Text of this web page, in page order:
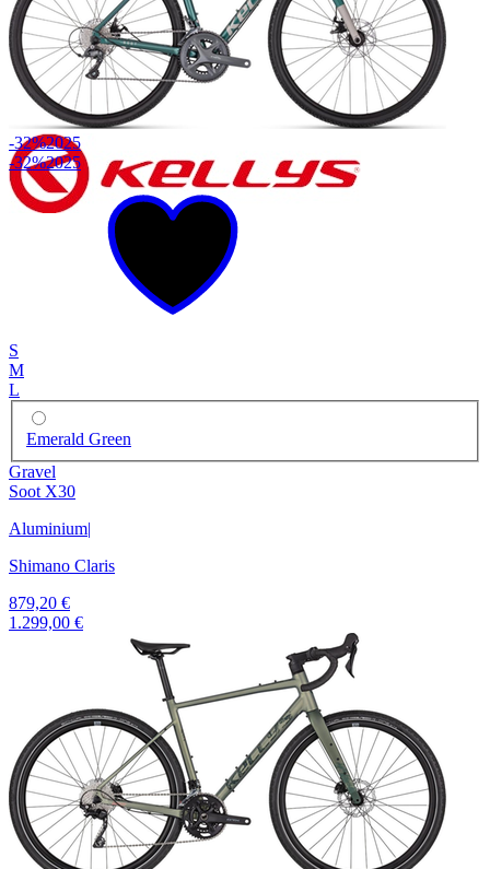
-32%2025
-32%2025
S
M
L
Emerald Green
Gravel
Soot X30
Aluminium|
Shimano Claris
879,20 €
1.299,00 €